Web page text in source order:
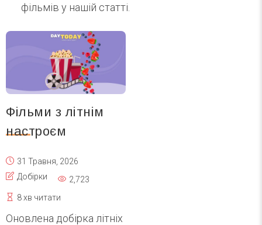
фільмів у нашій статті.
Фільми з літнім
настроєм
31 Травня, 2026
Добірки
2,723
8 хв читати
Оновлена добірка літніх